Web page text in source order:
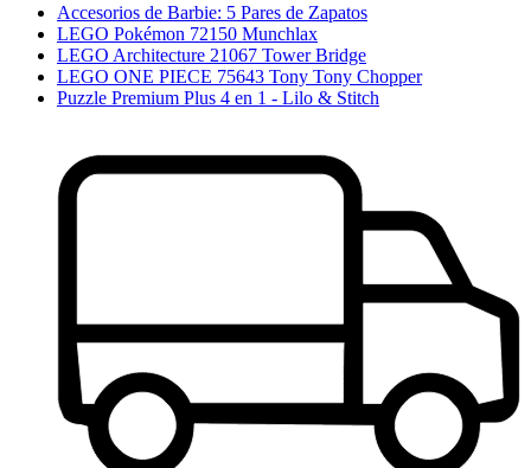
Accesorios de Barbie: 5 Pares de Zapatos
LEGO Pokémon 72150 Munchlax
LEGO Architecture 21067 Tower Bridge
LEGO ONE PIECE 75643 Tony Tony Chopper
Puzzle Premium Plus 4 en 1 - Lilo & Stitch